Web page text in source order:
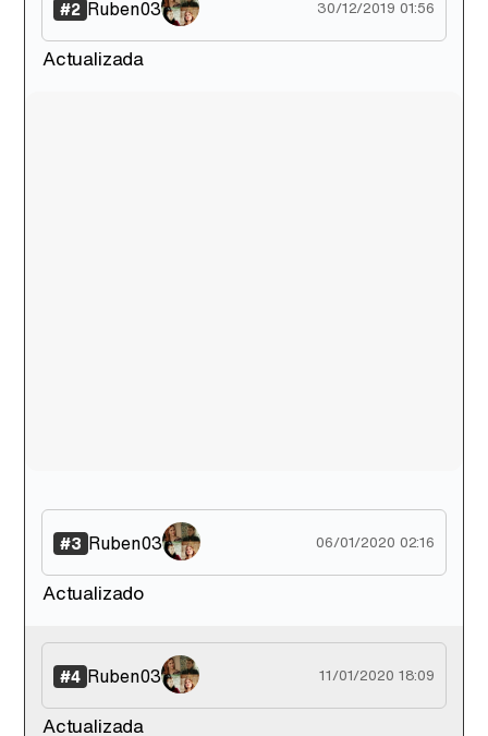
#2 Ruben03 30/12/2019 01:56
Actualizada
#3 Ruben03 06/01/2020 02:16
Actualizado
#4 Ruben03 11/01/2020 18:09
Actualizada